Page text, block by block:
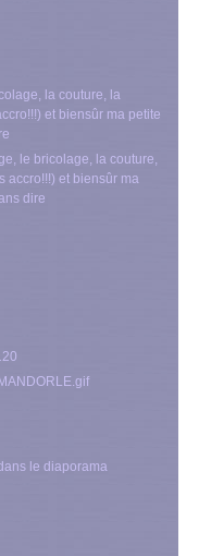
le bricolage, la couture,
accro!!!) et biensûr ma
dire